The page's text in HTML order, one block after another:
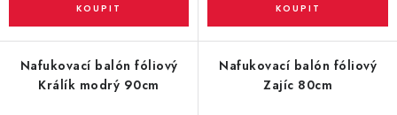
Nafukovací balón fóliový
Králík modrý 90cm
Nafukovací balón fóliový
Zajíc 80cm